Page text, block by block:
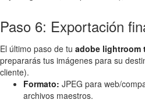
Paso 6: Exportación
El último paso de tu adobe lightroom
prepararás tus imágenes para su
cliente).
Formato: JPEG para web/
archivos maestros.